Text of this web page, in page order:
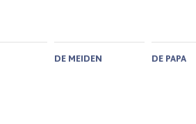
DE MEIDEN DE PAPA